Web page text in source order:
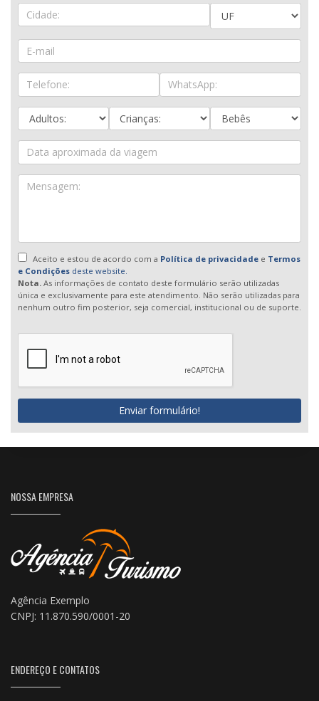
Aceito e estou de acordo com a Política de privacidadee Termos
e Condições deste website.
Nota. As informações de contato deste formulário serão utilizadas
única e exclusivamente para este atendimento. Não serão utilizadas para
nenhum outro fim posterior, seja comercial, institucional ou de suporte.
Enviar formulário!
NOSSA EMPRESA
Agência Exemplo
CNPJ: 11.870.590/0001-20
ENDEREÇO E CONTATOS